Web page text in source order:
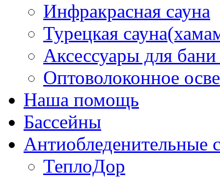
Инфракрасная сауна
Турецкая
Аксессуары для
Оптоволоконное
Наша помощь
Бассейны
Антиобледенительные
ТеплоДор